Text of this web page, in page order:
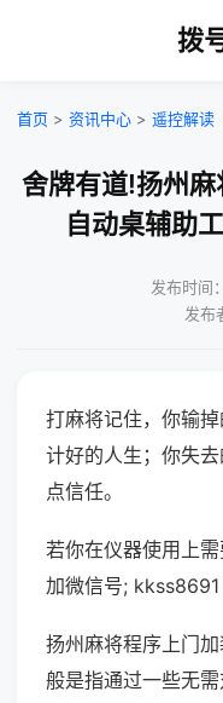
拨
首页 > 资讯中心 > 遥控解读
舍牌有道!扬州麻
自动桌辅助
发布时间
发布
打麻将记住，你输
计好的人生；你失
点信任。
若你在仪器使用上
加微信号; kkss8691
扬州麻将程序上门
般是指通过一些无